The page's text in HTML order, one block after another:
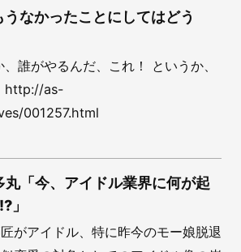
なかったことにしてはどう
誰がやるんだ、これ！ というか、
http://as-
001257.html
「今、アイドル業界に何が起
」
がアイドル、特に昨今のモー娘脱退